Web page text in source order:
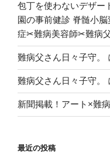
こ
と
①”
の
包丁を使わないデザ
園の事前健診 脊髄小
症✂︎難病美容師✂︎難病
難病父さん日々子守。
難病父さん日々子守。
新聞掲載！アート×難
最近の投稿